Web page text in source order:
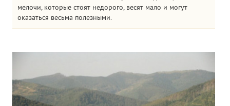
мелочи, которые стоят недорого, весят мало и могут
оказаться весьма полезными.